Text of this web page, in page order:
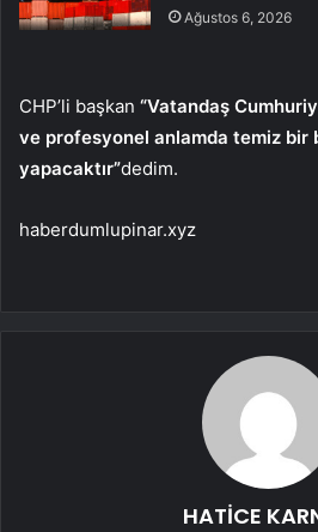
Ağustos 6, 2026
CHP’li başkan “Vatandaş
ve profesyonel anlamda temiz bir
yapacaktır”dedim.
haberdumlupinar.xyz
HATİCE